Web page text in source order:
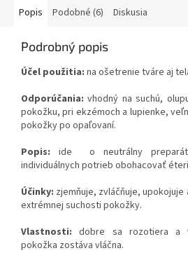
Popis Podobné (6) Diskusia
Podrobný popis
Účel použitia: na ošetrenie tváre aj
Odporúčania:vhodný na suchú,
pokožku, pri ekzémoch a lupienke,
pokožky po opaľovaní.
Popis:ide
o neutrálny
individuálnych potrieb obohacovať
Účinky: zjemňuje, zvláčňuje,
extrémnej suchosti pokožky.
Vlastnosti:dobre sa rozotiera a
pokožka zostáva vláčna.